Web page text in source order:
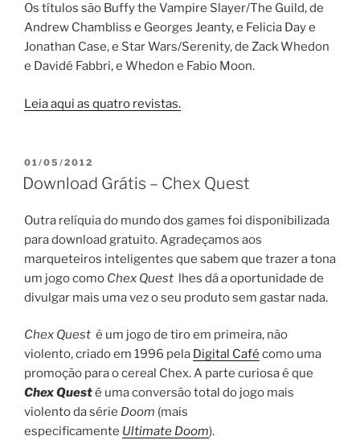
Os títulos são Buffy the Vampire Slayer/The Guild, de
Andrew Chambliss e Georges Jeanty, e Felicia Day e
Jonathan Case, e Star Wars/Serenity, de Zack Whedon
e Davidé Fabbri, e Whedon e Fabio Moon.
Leia aqui as quatro revistas.
PUBLICADO
EM
01/05/2012
Download Grátis – Chex Quest
Outra relíquia do mundo dos games foi disponibilizada
para download gratuito. Agradeçamos aos
marqueteiros inteligentes que sabem que trazer a tona
um jogo como Chex Quest lhes dá a oportunidade de
divulgar mais uma vez o seu produto sem gastar nada.
Chex Quest é um jogo de tiro em primeira, não
violento, criado em 1996 pela Digital Café como uma
promoção para o cereal Chex. A parte curiosa é que
Chex Questé uma conversão total do jogo mais
violento da série Doom (mais
especificamente Ultimate Doom).